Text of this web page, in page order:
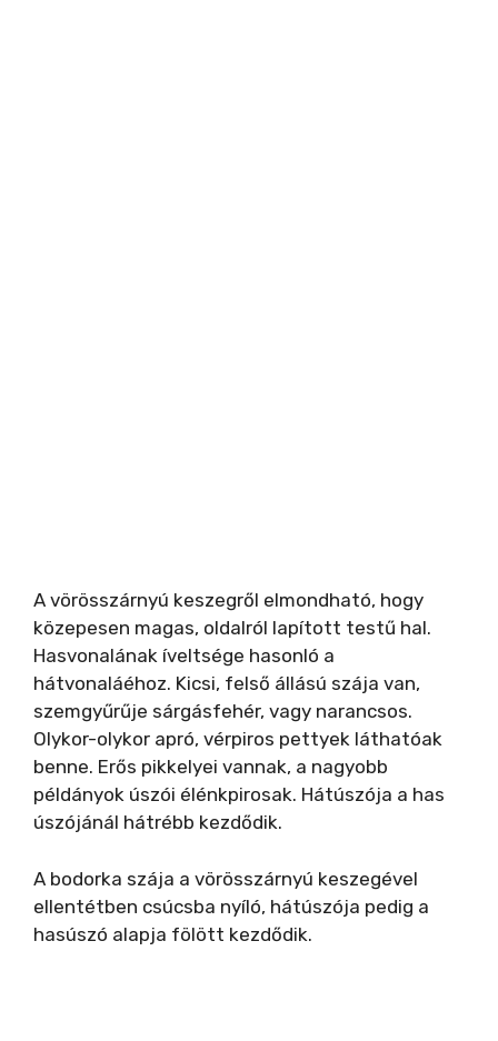
A vörösszárnyú keszegről elmondható, hogy
közepesen magas, oldalról lapított testű hal.
Hasvonalának íveltsége hasonló a
hátvonaláéhoz. Kicsi, felső állású szája van,
szemgyűrűje sárgásfehér, vagy narancsos.
Olykor-olykor apró, vérpiros pettyek láthatóak
benne. Erős pikkelyei vannak, a nagyobb
példányok úszói élénkpirosak. Hátúszója a has
úszójánál hátrébb kezdődik.
A bodorka szája a vörösszárnyú keszegével
ellentétben csúcsba nyíló, hátúszója pedig a
hasúszó alapja fölött kezdődik.